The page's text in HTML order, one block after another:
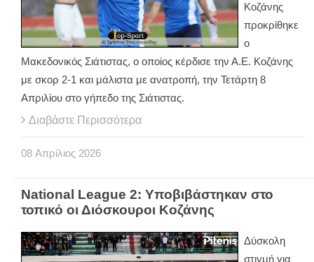
Κοζάνης
προκρίθηκε
ο
Μακεδονικός Σιάτιστας, ο οποίος κέρδισε την Α.Ε. Κοζάνης
με σκορ 2-1 και μάλιστα με ανατροπή, την Τετάρτη 8
Απριλίου στο γήπεδο της Σιάτιστας.
Διαβάστε Περισσότερα
08 Απρίλιος 2026
National League 2: Υποβιβάστηκαν στο
τοπικό οι Διόσκουροι Κοζάνης
Δύσκολη
στιγμή για